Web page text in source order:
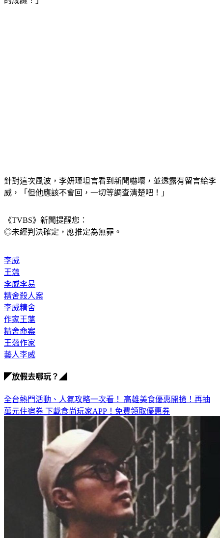
威，「但他應該不會回，一切等調查清楚吧！」
◎未經判決確定，應推定為無罪。
王薀
李威李易
精舍殺人案
李威精舍
作家王薀
精舍命案
王薀作家
藝人李威
萬元住宿券下載食尚玩家APP！免費領取優惠券